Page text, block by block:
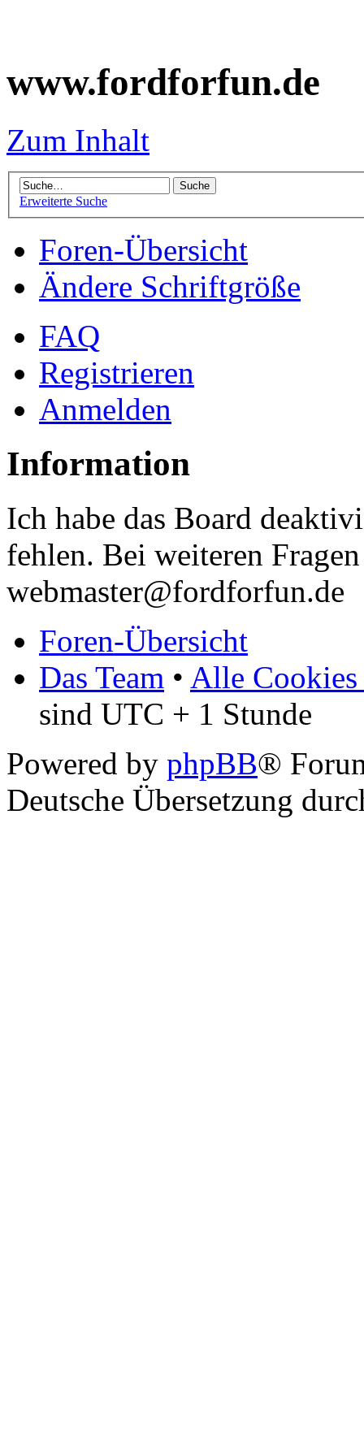
www.fordforfun.de
Zum Inhalt
Erweiterte Suche
Foren-Übersicht
Ändere Schriftgröße
FAQ
Registrieren
Anmelden
Information
Ich habe das Board
fehlen. Bei weiteren
webmaster@fordforfun.de
Foren-Übersicht
Das Team • Alle Cookies
sind UTC + 1 Stunde
Powered by phpBB®
Deutsche Übersetzung